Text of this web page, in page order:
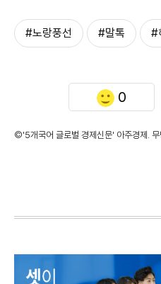
#노랑풍선 #말톡 #
0
©'5개국어 글로벌 경제신문' 아주경제. 무